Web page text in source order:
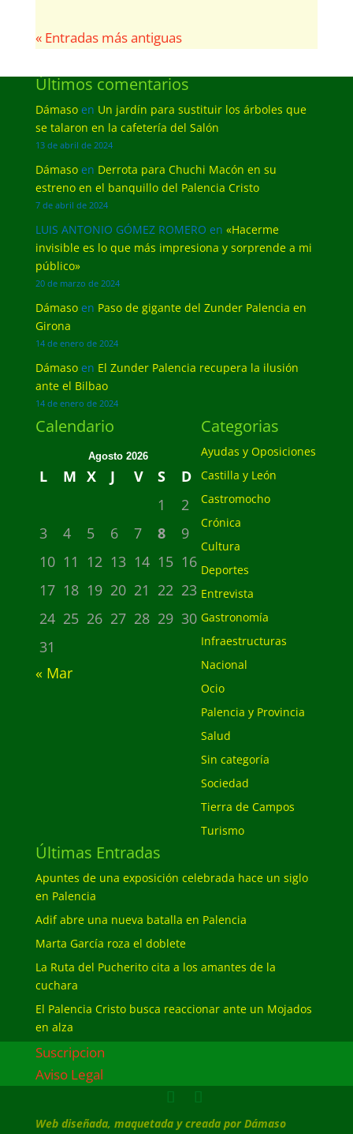
« Entradas más antiguas
Últimos comentarios
Dámasoen Un jardín para sustituir los árboles que
se talaron en la cafetería del Salón
13 de abril de 2024
Dámasoen Derrota para Chuchi Macón en su
estreno en el banquillo del Palencia Cristo
7 de abril de 2024
LUIS ANTONIO GÓMEZ ROMERO en «Hacerme
invisible es lo que más impresiona y sorprende a mi
público»
20 de marzo de 2024
Dámasoen Paso de gigante del Zunder Palencia en
Girona
14 de enero de 2024
Dámasoen El Zunder Palencia recupera la ilusión
ante el Bilbao
14 de enero de 2024
Calendario
Agosto 2026
L M X J V S
D
1
2
3
4 5 6 7 8
9
10 11 12 13 14 15 16
17 18 19 20 21 22 23
24 25 26 27 28 29 30
31
« Mar
Categorias
Ayudas y Oposiciones
Castilla y León
Castromocho
Crónica
Cultura
Deportes
Entrevista
Gastronomía
Infraestructuras
Nacional
Ocio
Palencia y Provincia
Salud
Sin categoría
Sociedad
Tierra de Campos
Turismo
Últimas Entradas
Apuntes de una exposición celebrada hace un siglo
en Palencia
Adif abre una nueva batalla en Palencia
Marta García roza el doblete
La Ruta del Pucherito cita a los amantes de la
cuchara
El Palencia Cristo busca reaccionar ante un Mojados
en alza
Suscripcion
Aviso Legal
Web diseñada, maquetada y creada por Dámaso